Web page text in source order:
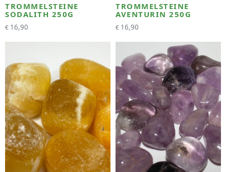
TROMMELSTEINE
SODALITH 250G
€ 16,90
TROMMELSTEINE
AVENTURIN 250G
€ 16,90